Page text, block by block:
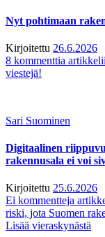
Nyt pohtimaan
Kirjoitettu 26.6.2026
8 kommenttia
viestejä!
Sari Suominen
Digitaalinen
rakennusala ei voi
Kirjoitettu 25.6.2026
Ei kommentteja
riski, jota Suomen
Lisää vieraskynästä